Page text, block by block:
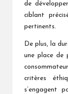
de
ciblant
pertinents.
De plus, la
une place de
critères
s’engagent